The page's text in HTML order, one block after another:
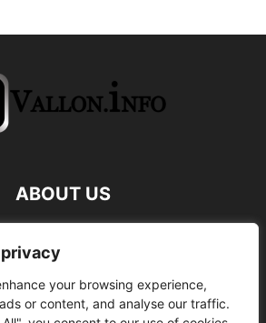
your browsing experience,
or content, and analyse our traffic.
ABOUT US
FOLLOW US